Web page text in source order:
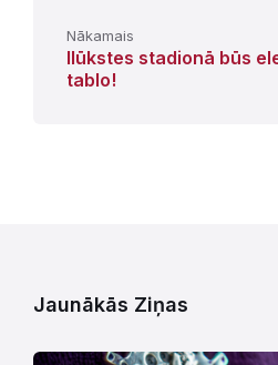
Nākamais
Ilūkstes stadionā būs
tablo!
Jaunākās Ziņas